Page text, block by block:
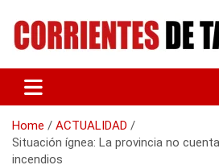
content
CORRIENTES DE
Home
ACTUALIDAD
Situación ígnea: La provincia no
incendios